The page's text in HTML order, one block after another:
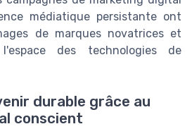
médiatique persistante ont
de marques novatrices et
des technologies de
durable grâce au
conscient